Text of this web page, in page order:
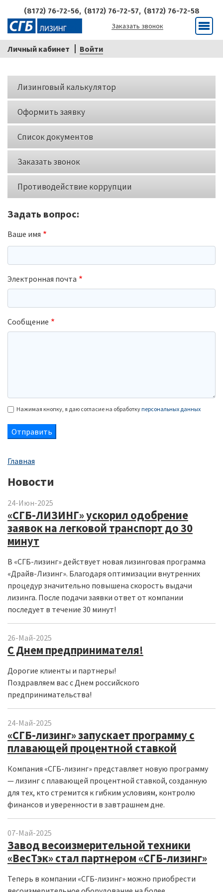
(8172) 76-72-56, (8172) 76-72-57, (8172) 76-72-58
Заказать звонок
Личный кабинет Войти
Меню
Кнопки
слева
Лизинговый калькулятор
Оформить заявку
Список документов
Заказать звонок
Противодействие коррупции
Задать вопрос:
Ваше имя
Электронная почта
Сообщение
Нажимая кнопку, я даю согласие на обработкуперсональных данных
Строка
Главная
Новости
24-Июн-2025
«СГБ-ЛИЗИНГ» ускорил одобрение
заявок на легковой транспорт до 30
минут
В «СГБ-лизинг» действует новая лизинговая программа
«Драйв-Лизинг». Благодаря оптимизации внутренних
процедур значительно повышена скорость выдачи
лизинга. После подачи заявки ответ от компании
последует в течение 30 минут!
26-Май-2025
С Днем предпринимателя!
Дорогие клиенты и партнеры!
Поздравляем вас с Днем российского
предпринимательства!
24-Май-2025
«СГБ-лизинг» запускает программу с
плавающей процентной ставкой
Компания «СГБ-лизинг» представляет новую программу
— лизинг с плавающей процентной ставкой, созданную
для тех, кто стремится к гибким условиям, контролю
финансов и уверенности в завтрашнем дне.
07-Май-2025
Завод весоизмерительной техники
«ВесТэк» стал партнером «СГБ-лизинг»
Теперь в компании «СГБ-лизинг» можно приобрести